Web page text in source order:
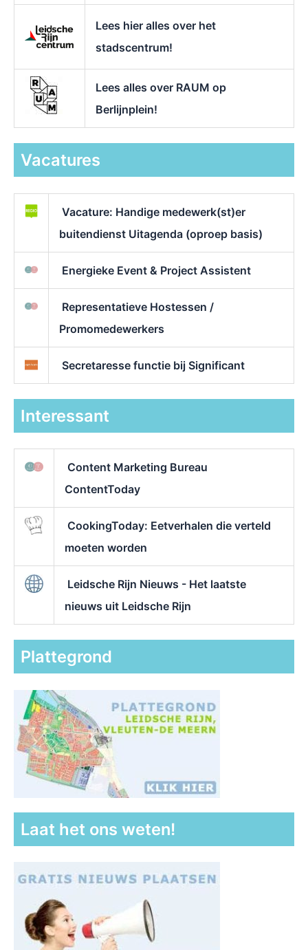
Lees hier alles over het
stadscentrum!
Lees alles over RAUM op
Berlijnplein!
Vacatures
Vacature: Handige medewerk(st)er
buitendienst Uitagenda (oproep basis)
Energieke Event & Project Assistent
Representatieve Hostessen /
Promomedewerkers
Secretaresse functie bij Significant
Interessant
Content Marketing Bureau
ContentToday
CookingToday: Eetverhalen die verteld
moeten worden
Leidsche Rijn Nieuws - Het laatste
nieuws uit Leidsche Rijn
Plattegrond
Laat het ons weten!